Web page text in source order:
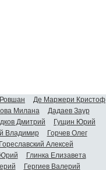
Де Маржери Кристоф
Милана
Дадаев Заур
Дмитрий
Гущин Юрий
Владимир
Горчев Олег
Гореславский Алексей
Глинка Елизавета
Гергиев Валерий